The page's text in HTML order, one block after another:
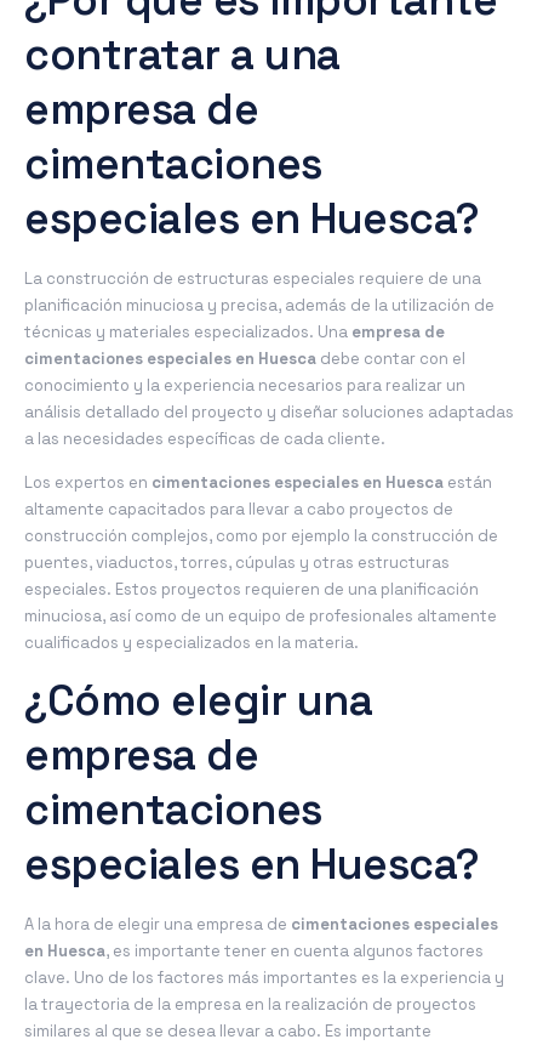
contratar a una
empresa de
cimentaciones
especiales en Huesca?
La construcción de estructuras especiales requiere de una
planificación minuciosa y precisa, además de la utilización de
técnicas y materiales especializados. Una empresa de
cimentaciones especiales en Huesca debe contar con el
conocimiento y la experiencia necesarios para realizar un
análisis detallado del proyecto y diseñar soluciones adaptadas
a las necesidades específicas de cada cliente.
Los expertos en cimentaciones especiales en Huesca están
altamente capacitados para llevar a cabo proyectos de
construcción complejos, como por ejemplo la construcción de
puentes, viaductos, torres, cúpulas y otras estructuras
especiales. Estos proyectos requieren de una planificación
minuciosa, así como de un equipo de profesionales altamente
cualificados y especializados en la materia.
¿Cómo elegir una
empresa de
cimentaciones
especiales en Huesca?
A la hora de elegir una empresa de cimentaciones especiales
en Huesca, es importante tener en cuenta algunos factores
clave. Uno de los factores más importantes es la experiencia y
la trayectoria de la empresa en la realización de proyectos
similares al que se desea llevar a cabo. Es importante